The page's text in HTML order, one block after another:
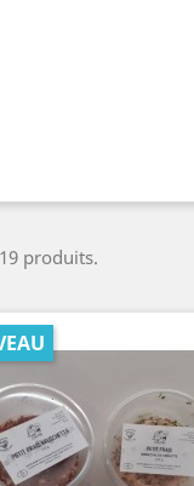
produits.